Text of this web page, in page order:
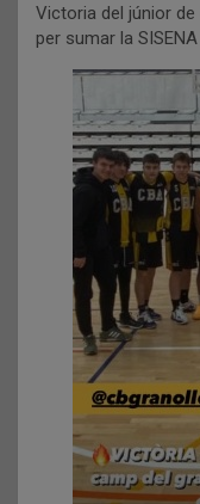
Victoria del júnior
per sumar la